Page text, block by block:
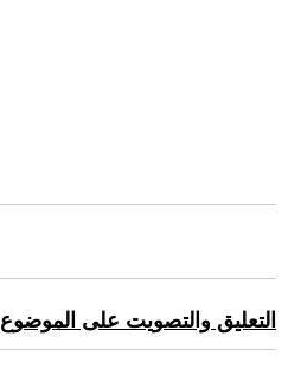
التعليق والتصويت على